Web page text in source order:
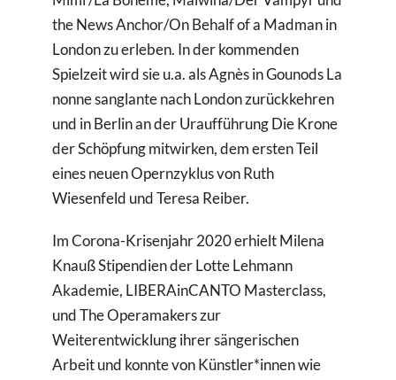
the News Anchor/On Behalf of a Madman in
London zu erleben. In der kommenden
Spielzeit wird sie u.a. als Agnès in Gounods La
nonne sanglante nach London zurückkehren
und in Berlin an der Uraufführung Die Krone
der Schöpfung mitwirken, dem ersten Teil
eines neuen Opernzyklus von Ruth
Wiesenfeld und Teresa Reiber.
Im Corona-Krisenjahr 2020 erhielt Milena
Knauß Stipendien der Lotte Lehmann
Akademie, LIBERAinCANTO Masterclass,
und The Operamakers zur
Weiterentwicklung ihrer sängerischen
Arbeit und konnte von Künstler*innen wie